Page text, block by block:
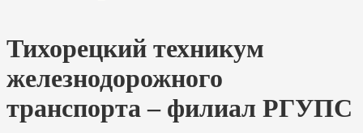
Тихорецкий техникум
железнодорожного
транспорта – филиал РГУПС